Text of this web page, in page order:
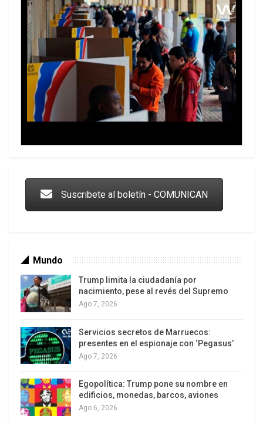
Los latinos le van dando la espalda a Trump
Suscribete al boletín - COMUNICAN
Mundo
Trump limita la ciudadanía por
nacimiento, pese al revés del Supremo
Ago 7, 2026
Servicios secretos de Marruecos:
presentes en el espionaje con ‘Pegasus’
Ago 7, 2026
Egopolítica: Trump pone su nombre en
edificios, monedas, barcos, aviones
Ago 6, 2026